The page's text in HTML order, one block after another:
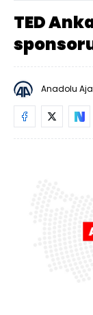
TED
Anadolu